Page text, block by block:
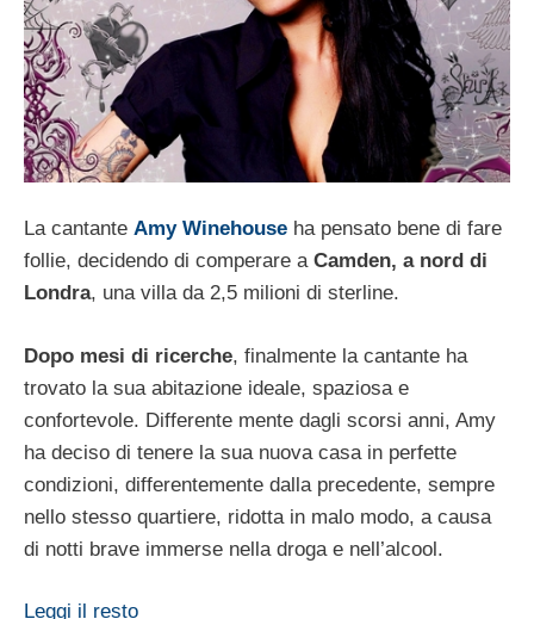
La cantante Amy Winehouse ha pensato bene di fare
follie, decidendo di comperare a Camden, a nord di
Londra, una villa da 2,5 milioni di sterline.
Dopo mesi di ricerche, finalmente la cantante ha
trovato la sua abitazione ideale, spaziosa e
confortevole. Differente mente dagli scorsi anni, Amy
ha deciso di tenere la sua nuova casa in perfette
condizioni, differentemente dalla precedente, sempre
nello stesso quartiere, ridotta in malo modo, a causa
di notti brave immerse nella droga e nell’alcool.
Leggi il resto